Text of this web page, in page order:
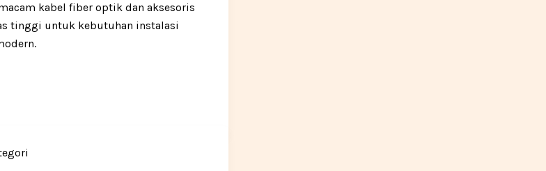
kabel fiber optik dan aksesoris
tinggi untuk kebutuhan instalasi